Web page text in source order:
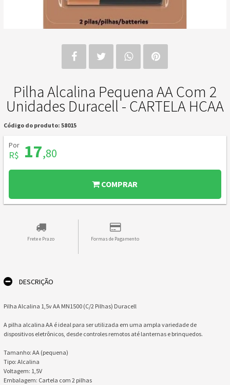
Pilha Alcalina Pequena AA Com 2
Unidades Duracell - CARTELA HCAA
Código do produto: 58015
Por
R$ 17,80
COMPRAR
Frete e Prazo Formas de Pagamento
DESCRIÇÃO
Pilha Alcalina 1,5v AA MN1500 (C/2 Pilhas) Duracell
A pilha alcalina AA é ideal para ser utilizada em uma ampla variedade de
dispositivos eletrônicos, desde controles remotos até lanternas e brinquedos.
Tamanho: AA (pequena)
Tipo: Alcalina
Voltagem: 1,5V
Embalagem: Cartela com 2 pilhas